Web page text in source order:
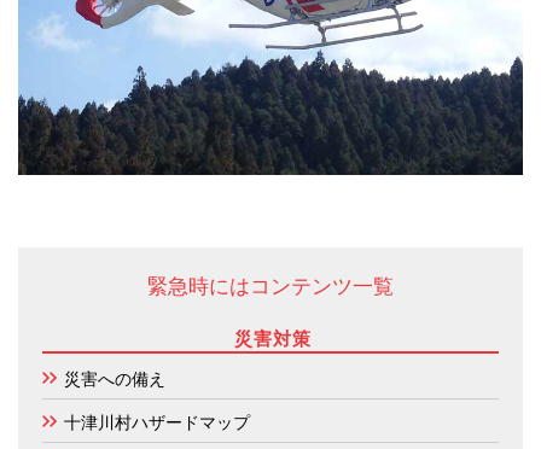
緊急時にはコンテンツ一覧
災害対策
災害への備え
十津川村ハザードマップ